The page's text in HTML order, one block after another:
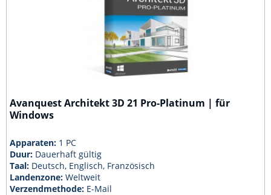
Avanquest Architekt 3D 21 Pro-Platinum | für
Windows
Apparaten: 1 PC
Duur: Dauerhaft gültig
Taal: Deutsch, Englisch, Französisch
Landenzone:Weltweit
Verzendmethode: E-Mail